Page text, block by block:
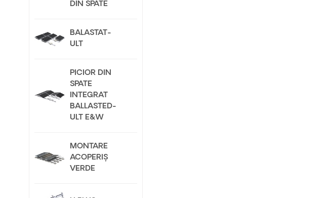
DIN SPATE
BALASTAT-
ULT
PICIOR DIN
SPATE
INTEGRAT
BALLASTED-
ULT E&W
MONTARE
ACOPERIȘ
VERDE